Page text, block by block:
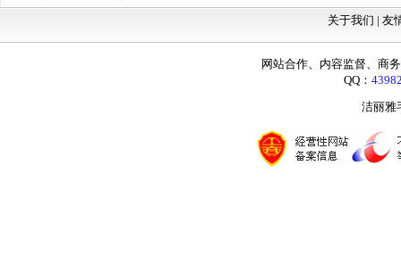
关于我们 | 友
网站合作、内容监督、商
QQ：
洁丽雅